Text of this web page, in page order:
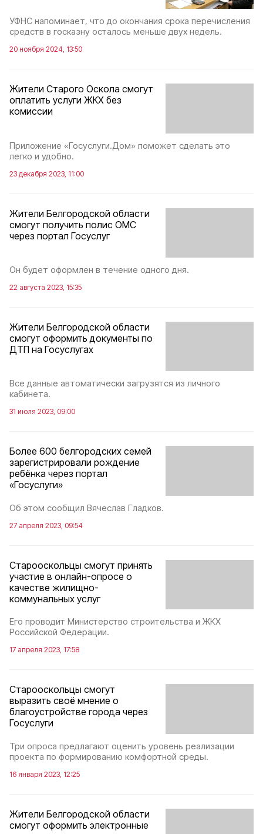
УФНС напоминает, что до окончания срока перечисления
средств в госказну осталось меньше двух недель.
20 ноября 2024, 13:50
Жители Старого Оскола смогут
оплатить услуги ЖКХ без
комиссии
Приложение «Госуслуги.Дом» поможет сделать это
легко и удобно.
23 декабря 2023, 11:00
Жители Белгородской области
смогут получить полис ОМС
через портал Госуслуг
Он будет оформлен в течение одного дня.
22 августа 2023, 15:35
Жители Белгородской области
смогут оформить документы по
ДТП на Госуслугах
Все данные автоматически загрузятся из личного
кабинета.
31 июля 2023, 09:00
Более 600 белгородских семей
зарегистрировали рождение
ребёнка через портал
«Госуслуги»
Об этом сообщил Вячеслав Гладков.
27 апреля 2023, 09:54
Старооскольцы смогут принять
участие в онлайн-опросе о
качестве жилищно-
коммунальных услуг
Его проводит Министерство строительства и ЖКХ
Российской Федерации.
17 апреля 2023, 17:58
Старооскольцы смогут
выразить своё мнение о
благоустройстве города через
Госуслуги
Три опроса предлагают оценить уровень реализации
проекта по формированию комфортной среды.
16 января 2023, 12:25
Жители Белгородской области
смогут оформить электронные